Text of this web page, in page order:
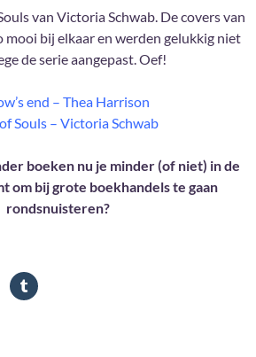
van Victoria Schwab. De covers van
mooi bij elkaar en werden gelukkig niet
de serie aangepast. Oef!
end – Thea Harrison
Souls – Victoria Schwab
boeken nu je minder (of niet) in de
om bij grote boekhandels te gaan
rondsnuisteren?